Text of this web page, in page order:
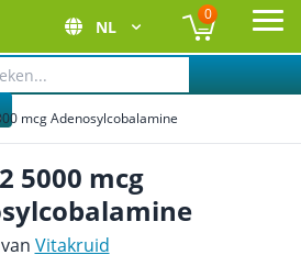
NL
0
mcg Adenosylcobalamine
5000 mcg
van Vitakruid